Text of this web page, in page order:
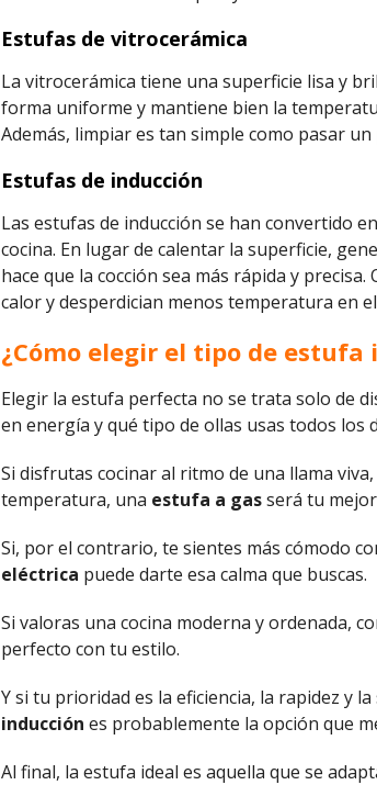
Estufas de vitrocerámica
La vitrocerámica tiene una superficie lisa y
forma uniforme y mantiene bien la
Además, limpiar es tan simple como pasar
Estufas de inducción
Las estufas de inducción se han convertido
cocina. En lugar de calentar la superficie,
hace que la cocción sea más rápida y
calor y desperdician menos temperatura en
¿Cómo elegir el tipo de
Elegir la estufa perfecta no se trata solo de
en energía y qué tipo de ollas usas todos los
Si disfrutas cocinar al ritmo de una llama
temperatura, una estufa a gasserá tu
Si, por el contrario, te sientes más cómodo
eléctrica puede darte esa calma que buscas.
Si valoras una cocina moderna y ordenada,
perfecto con tu estilo.
Y si tu prioridad es la eficiencia, la rapidez y
inducción es probablemente la opción que
Al final, la estufa ideal es aquella que se